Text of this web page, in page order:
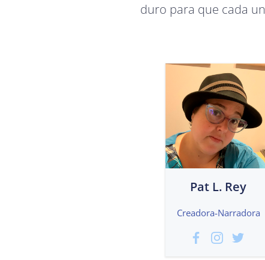
duro para que cada
Pat L. Rey
Creadora-Narradora